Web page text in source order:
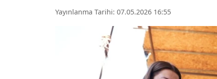
Yayınlanma Tarihi: 07.05.2026 16:55